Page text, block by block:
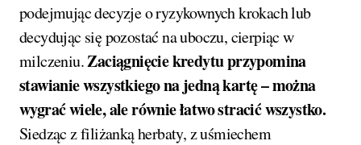
podejmując decyzje o ryzykownych krokach lub
decydując się pozostać na uboczu, cierpiąc w
milczeniu.Zaciągnięcie kredytu przypomina
stawianie wszystkiego na jedną kartę – można
wygrać wiele, ale równie łatwo stracić wszystko.
Siedząc z filiżanką herbaty, z uśmiechem